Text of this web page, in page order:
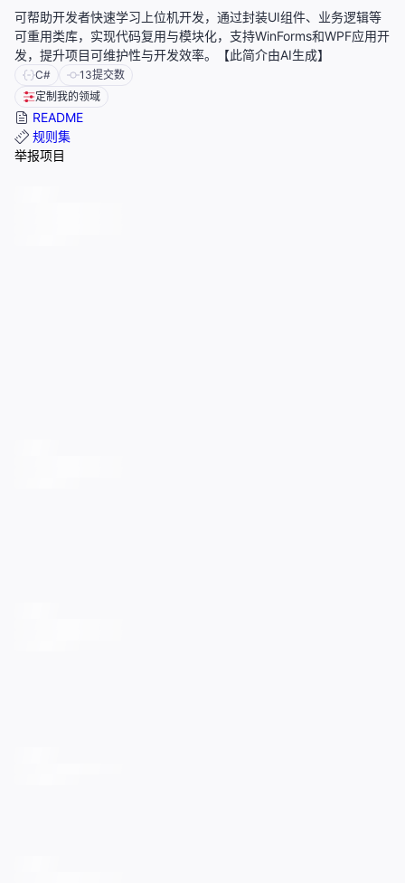
可帮助开发者快速学习上位机开发，通过封装UI组件、业务逻辑等
可重用类库，实现代码复用与模块化，支持WinForms和WPF应用开
发，提升项目可维护性与开发效率。【此简介由AI生成】
C# 13提交数
定制我的领域
README
规则集
举报项目